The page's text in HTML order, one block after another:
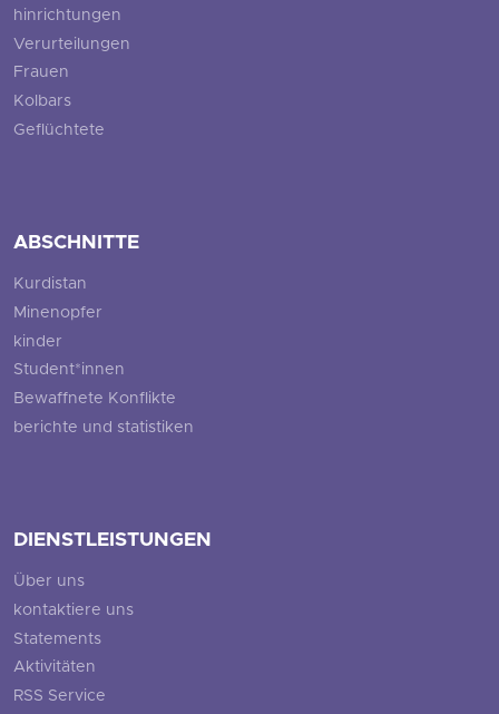
hinrichtungen
Verurteilungen
Frauen
Kolbars
Geflüchtete
ABSCHNITTE
Kurdistan
Minenopfer
kinder
Student*innen
Bewaffnete Konflikte
berichte und statistiken
DIENSTLEISTUNGEN
Über uns
kontaktiere uns
Statements
Aktivitäten
RSS Service